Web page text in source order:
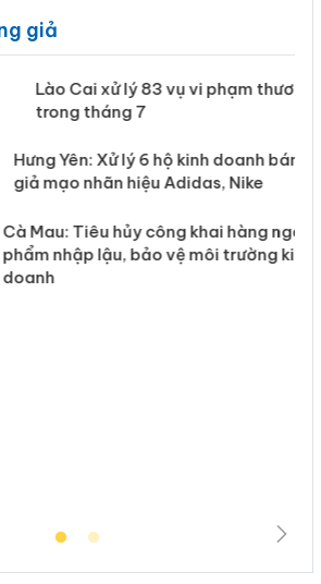
giả
Cai xử lý 83 vụ vi phạm thương
trong tháng 7
Yên: Xử lý 6 hộ kinh doanh bán
giả mạo nhãn hiệu Adidas, Nike